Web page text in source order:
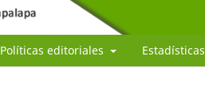
Políticas editoriales Estadísticas